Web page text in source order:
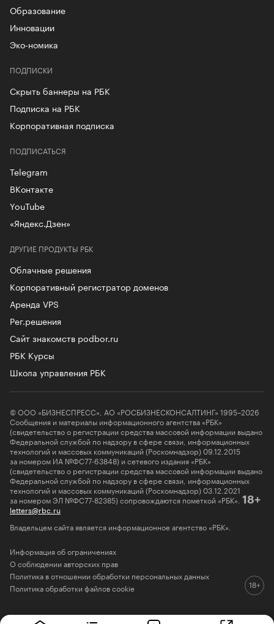
Образование
Инновации
Эко-номика
ПОДПИСКИ
Скрыть баннеры на РБК
Подписка на РБК
Корпоративная подписка
ДРУГИЕ ПРОДУКТЫ РБК
Облачные решения
Корпоративный регистратор доменов
Аренда VPS
Рег.решения
Сайт знакомств podbor.ru
РБК Курсы
Школа управления РБК
ПОДПИСАТЬСЯ
Telegram
ВКонтакте
YouTube
«Яндекс.Дзен»
© ООО «БИЗНЕСПРЕСС», АО «РОСБИЗНЕСКОНСАЛТИНГ» 1995–2026
Сообщения и материалы информационного агентства «РБК»
(свидетельство о регистрации средства массовой информации выдано
Федеральной службой по надзору в сфере связи, информационных
технологий и массовых коммуникаций (Роскомнадзор) 09.12.2015
за номером ИА №ФС77-63848) и сетевого издания «РБК»
(свидетельство о регистрации средства массовой информации выдано
Федеральной службой по надзору в сфере связи, информационных
технологий и массовых коммуникаций (Роскомнадзор) 03.12.2021
за номером ЭЛ №ФС77-82385) сопровождаются пометкой «РБК». 18+
letters@rbc.ru
Владельцем сайта является информационное агентство «РБК».
Информация об ограничениях
О соблюдении авторских прав
Политика в отношении обработки персональных данных
Политика обработки файлов cookie